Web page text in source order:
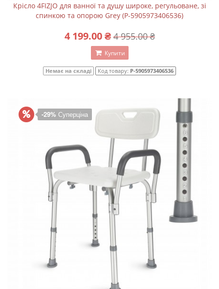
Крісло 4FIZJO для ванної та душу широке, регульоване, зі
спинкою та опорою Grey (P-5905973406536)
4 199.00 ₴ 4 955.00 ₴
Купити
Немає на складі Код товару: P-5905973406536
-29% Суперціна